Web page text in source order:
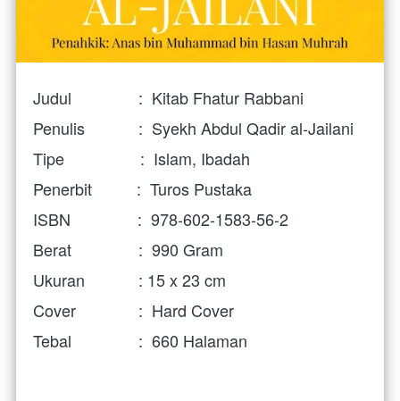
Judul               :  Kitab Fhatur Rabbani
Penulis            :  Syekh Abdul Qadir al-Jailani
Tipe                 :  Islam, Ibadah
Penerbit          :  Turos Pustaka
ISBN               : 978-602-1583-56-2
Berat               :  990 Gram
Ukuran            : 15 x 23 cm
Cover              :  Hard Cover
Tebal               :  660 Halaman